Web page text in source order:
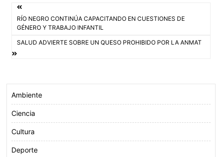
o
k
e
A
p
Navegación
de
entradas
RÍO NEGRO CONTINÚA CAPACITANDO EN CUESTIONES DE
GÉNERO Y TRABAJO INFANTIL
SALUD ADVIERTE SOBRE UN QUESO PROHIBIDO POR LA ANMAT
Ambiente
Ciencia
Cultura
Deporte